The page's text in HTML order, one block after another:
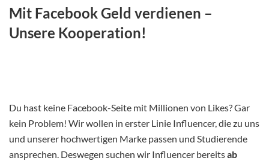
Mit Facebook Geld verdienen –
Unsere Kooperation!
Du hast keine Facebook-Seite mit Millionen von Likes? Gar
kein Problem! Wir wollen in erster Linie Influencer, die zu uns
und unserer hochwertigen Marke passen und Studierende
ansprechen. Deswegen suchen wir Influencer bereitsab